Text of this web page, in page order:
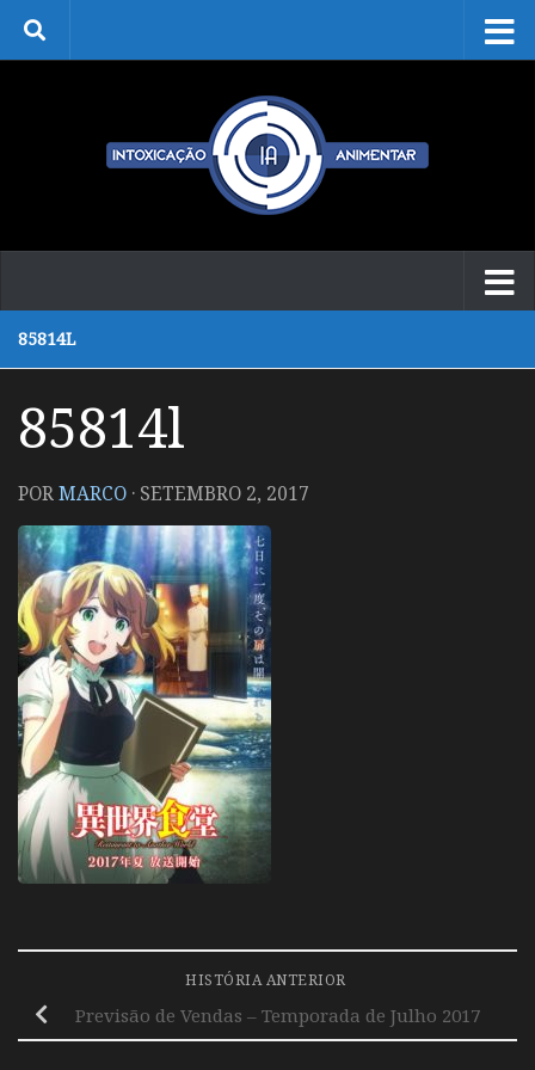
Skip to content
85814L
85814l
PORMARCO · SETEMBRO 2, 2017
HISTÓRIA ANTERIOR
Previsão de Vendas – Temporada de Julho 2017